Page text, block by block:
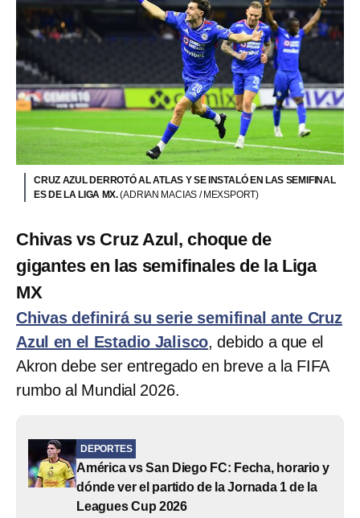
CRUZ AZUL DERROTÓ AL ATLAS Y SE INSTALÓ EN LAS SEMIFINAL
ES DE LA LIGA MX.(ADRIAN MACIAS / MEXSPORT)
Chivas vs Cruz Azul, choque de
gigantes en las semifinales de la Liga
MX
Chivas definirá su serie semifinal ante Cruz
Azul en el Estadio Jalisco, debido a que el
Akron debe ser entregado en breve a la FIFA
rumbo al Mundial 2026.
DEPORTES
América vs San Diego FC: Fecha, horario y
dónde ver el partido de la Jornada 1 de la
Leagues Cup 2026